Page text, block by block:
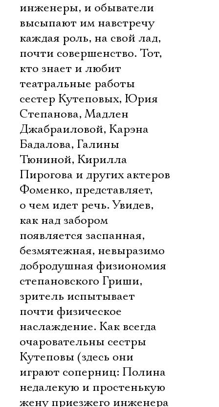
инженеры, и обыватели
высыпают им навстречу 
каждая роль, на свой лад,
почти совершенство. Тот,
кто знает и любит
театральные работы
сестер Кутеповых, Юрия
Степанова, Мадлен
Джабраиловой, Карэна
Бадалова, Галины
Тюниной, Кирилла
Пирогова и других актеров
Фоменко, представляет,
о чем идет речь. Увидев,
как над забором
появляется заспанная,
безмятежная, невыразимо
добродушная физиономия
степановского Гриши,
зритель испытывает
почти физическое
наслаждение. Как всегда
очаровательны сестры
Кутеповы (здесь они
играют соперниц: Полина 
недалекую и простенькую
жену приезжего инженера